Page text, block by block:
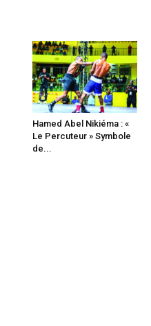
Hamed Abel Nikiéma : «
Le Percuteur » Symbole
de...